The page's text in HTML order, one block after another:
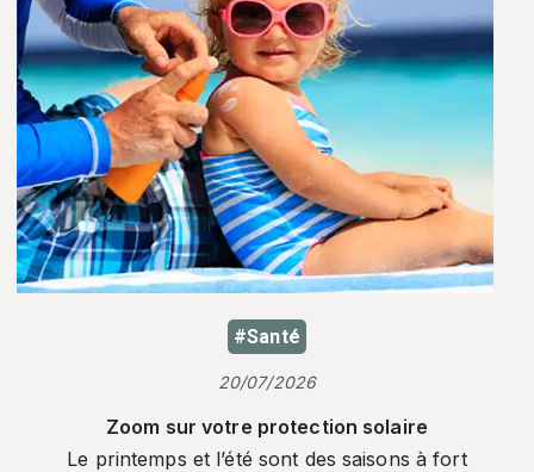
#Santé
20/07/2026
Zoom sur votre protection solaire
Le printemps et l’été sont des saisons à fort